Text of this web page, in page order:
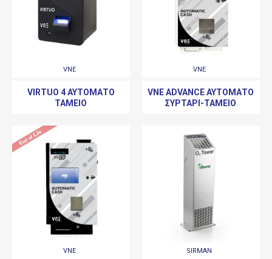
VNE
VIRTUO 4 ΑΥΤΌΜΑΤΟ
ΤΑΜΕΊΟ
VNE
VNE ADVANCE ΑΥΤΌΜΑΤΟ
ΣΥΡΤΆΡΙ-ΤΑΜΕΊΟ
VNE SIRMAN